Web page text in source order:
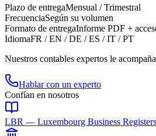
Plazo de entregaMensual / Trimestral
FrecuenciaSegún su volumen
Formato de entregaInforme PDF +
IdiomaFR / EN / DE / ES / IT / PT
Nuestros contables expertos le
Hablar con un experto
Confían en nosotros
LBR — Luxembourg Business Registers